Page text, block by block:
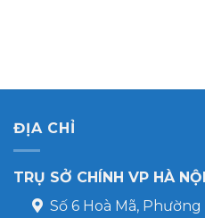
ĐỊA CHỈ
TRỤ SỞ CHÍNH VP HÀ NỘI
Số 6 Hoà Mã,